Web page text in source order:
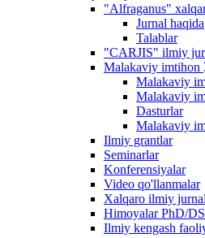
"Alfraganus"
Jurnal haqida
Talablar
"CARJIS" ilmiy
Malakaviy imtihon
Malakaviy
Malakaviy
Dasturlar
Malakaviy
Ilmiy grantlar
Seminarlar
Konferensiyalar
Video qo'llanmalar
Xalqaro ilmiy
Himoyalar PhD/
Ilmiy kengash